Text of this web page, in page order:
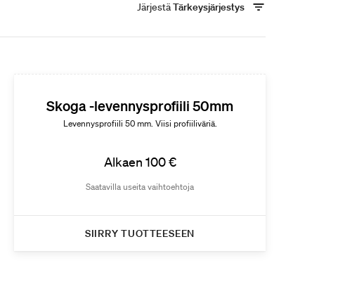
JärjestäTärkeysjärjestys
Skoga -levennysprofiili 50mm
Levennysprofiili 50 mm. Viisi profiiliväriä.
Alkaen 100 €
Saatavilla useita vaihtoehtoja
SIIRRY TUOTTEESEEN